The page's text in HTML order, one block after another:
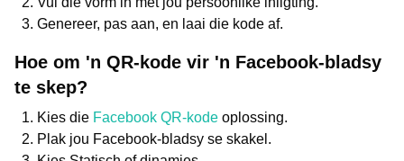
Genereer, pas aan, en laai die kode af.
Hoe om 'n QR-kode vir 'n Facebook-bladsy
te skep?
Kies die Facebook QR-kode oplossing.
Plak jou Facebook-bladsy se skakel.